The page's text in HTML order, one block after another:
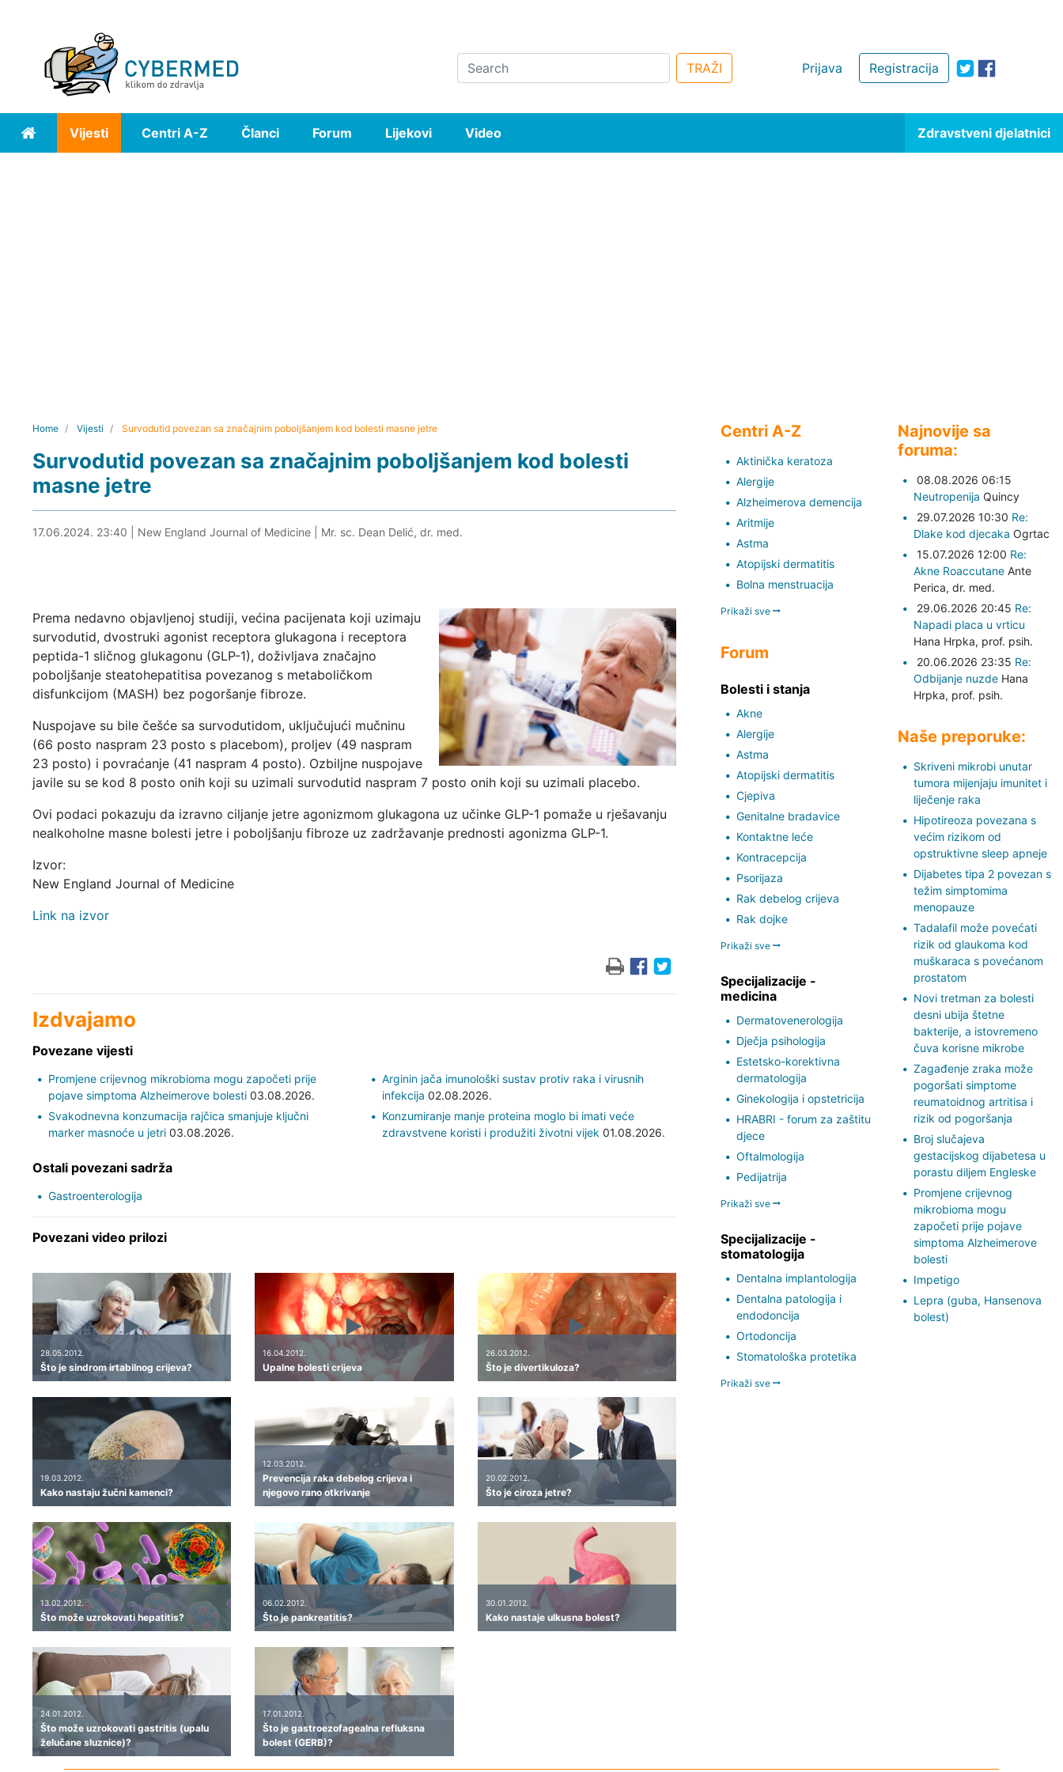
Registracija
Prijava
Search TRAŽI
Home Vijesti Centri A-Z Članci Forum Lijekovi Video Zdravstveni djelatnici
Home Vijesti Survodutid povezan sa značajnim poboljšanjem kod bolesti masne jetre
Survodutid povezan sa značajnim poboljšanjem kod bolesti
masne jetre
18.06.2024. 10:48
17.06.2024. 23:40 New England Journal of Medicine| Mr. sc. Dean Delić, dr. med.
Prema nedavno objavljenoj studiji, većina pacijenata koji uzimaju
survodutid, dvostruki agonist receptora glukagona i receptora
peptida-1 sličnog glukagonu (GLP-1), doživljava značajno
poboljšanje steatohepatitisa povezanog s metaboličkom
disfunkcijom (MASH) bez pogoršanje fibroze.
Nuspojave su bile češće sa survodutidom, uključujući mučninu
(66 posto naspram 23 posto s placebom), proljev (49 naspram
23 posto) i povraćanje (41 naspram 4 posto). Ozbiljne nuspojave
javile su se kod 8 posto onih koji su uzimali survodutid naspram 7 posto onih koji su uzimali placebo.
Ovi podaci pokazuju da izravno ciljanje jetre agonizmom glukagona uz učinke GLP-1 pomaže u rješavanju
nealkoholne masne bolesti jetre i poboljšanju fibroze uz zadržavanje prednosti agonizma GLP-1.
Izvor:
New England Journal of Medicine
Link na izvor
Izdvajamo
Povezane vijesti
Promjene crijevnog mikrobioma mogu započeti prije
pojave simptoma Alzheimerove bolesti03.08.2026.
Svakodnevna konzumacija rajčica smanjuje ključni
marker masnoće u jetri03.08.2026.
Arginin jača imunološki sustav protiv raka i virusnih
infekcija 02.08.2026.
Konzumiranje manje proteina moglo bi imati veće
zdravstvene koristi i produžiti životni vijek 01.08.2026.
Ostali povezani sadrža
Gastroenterologija
Povezani video prilozi
28.05.2012.
Što je sindrom irtabilnog crijeva?
16.04.2012.
Upalne bolesti crijeva
26.03.2012.
Što je divertikuloza?
19.03.2012.
Kako nastaju žučni kamenci?
12.03.2012.
Prevencija raka debelog crijeva i
njegovo rano otkrivanje
20.02.2012.
Što je ciroza jetre?
13.02.2012.
Što može uzrokovati hepatitis?
06.02.2012.
Što je pankreatitis?
30.01.2012.
Kako nastaje ulkusna bolest?
24.01.2012.
Što može uzrokovati gastritis (upalu
želučane sluznice)?
17.01.2012.
Što je gastroezofagealna refluksna
bolest (GERB)?
Centri A-Z
Aktinička keratoza
Alergije
Alzheimerova demencija
Aritmije
Astma
Atopijski dermatitis
Bolna menstruacija
Prikaži sve
Forum
Bolesti i stanja
Akne
Alergije
Astma
Atopijski dermatitis
Cjepiva
Genitalne bradavice
Kontaktne leće
Kontracepcija
Psorijaza
Rak debelog crijeva
Rak dojke
Prikaži sve
Specijalizacije -
medicina
Dermatovenerologija
Dječja psihologija
Estetsko-korektivna
dermatologija
Ginekologija i opstetricija
HRABRI - forum za zaštitu
djece
Oftalmologija
Pedijatrija
Prikaži sve
Specijalizacije -
stomatologija
Dentalna implantologija
Dentalna patologija i
endodoncija
Ortodoncija
Stomatološka protetika
Prikaži sve
Najnovije sa
foruma:
08.08.2026 06:15
Neutropenija Quincy
29.07.2026 10:30 Re:
Dlake kod djecaka Ogrtac
15.07.2026 12:00 Re:
Akne Roaccutane Ante
Perica, dr. med.
29.06.2026 20:45 Re:
Napadi placa u vrticu
Hana Hrpka, prof. psih.
20.06.2026 23:35 Re:
Odbijanje nuzde Hana
Hrpka, prof. psih.
Naše preporuke:
Skriveni mikrobi unutar
tumora mijenjaju imunitet i
liječenje raka
Hipotireoza povezana s
većim rizikom od
opstruktivne sleep apneje
Dijabetes tipa 2 povezan s
težim simptomima
menopauze
Tadalafil može povećati
rizik od glaukoma kod
muškaraca s povećanom
prostatom
Novi tretman za bolesti
desni ubija štetne
bakterije, a istovremeno
čuva korisne mikrobe
Zagađenje zraka može
pogoršati simptome
reumatoidnog artritisa i
rizik od pogoršanja
Broj slučajeva
gestacijskog dijabetesa u
porastu diljem Engleske
Promjene crijevnog
mikrobioma mogu
započeti prije pojave
simptoma Alzheimerove
bolesti
Impetigo
Lepra (guba, Hansenova
bolest)